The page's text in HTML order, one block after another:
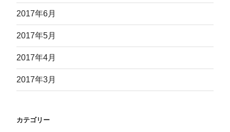
2017年6月
2017年5月
2017年4月
2017年3月
カテゴリー